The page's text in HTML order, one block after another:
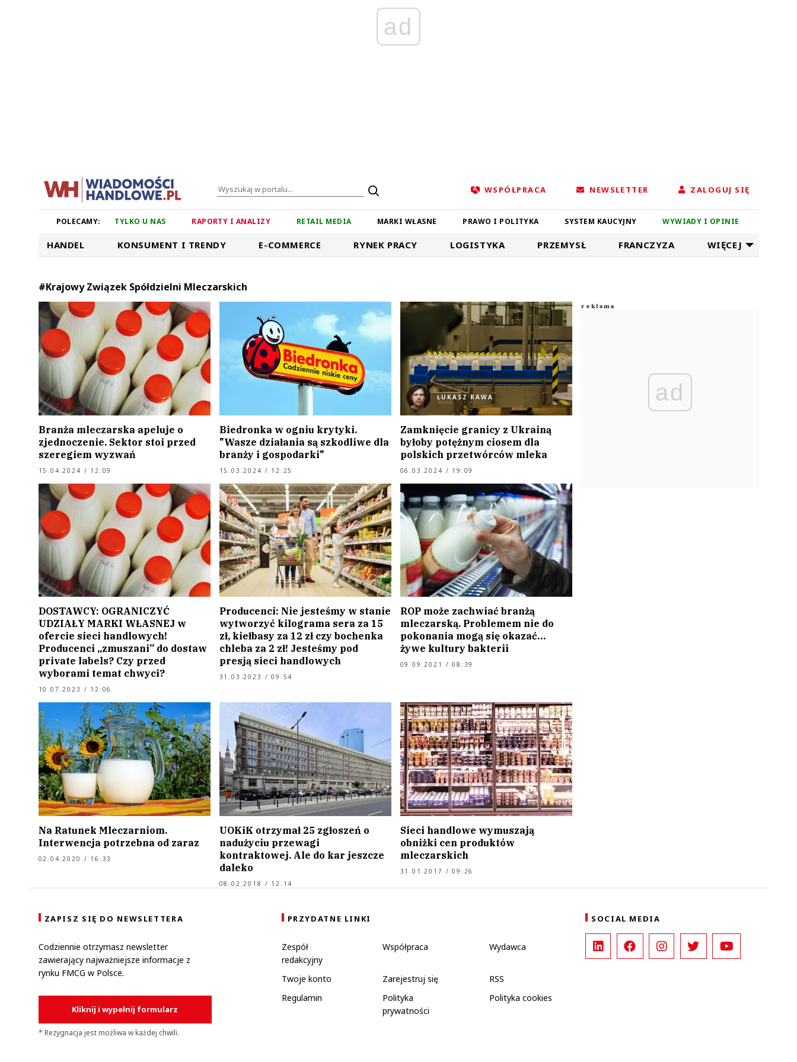
ad
WSPÓŁPRACA NEWSLETTER ZALOGUJ SIĘ
POLECAMY: TYLKO U NAS RAPORTY I ANALIZY RETAIL MEDIA MARKI WŁASNE PRAWO I POLITYKA SYSTEM KAUCYJNY WYWIADY I OPINIE
HANDEL KONSUMENT I TRENDY E-COMMERCE RYNEK PRACY LOGISTYKA PRZEMYSŁ FRANCZYZA WIĘCEJ
#Krajowy Związek Spółdzielni Mleczarskich
Branża mleczarska apeluje o
zjednoczenie. Sektor stoi przed
szeregiem wyzwań
15.04.2024 / 12:09
Biedronka w ogniu krytyki.
"Wasze działania są szkodliwe dla
branży i gospodarki"
15.03.2024 / 12:25
ŁUKASZ RAWA
Zamknięcie granicy z Ukrainą
byłoby potężnym ciosem dla
polskich przetwórców mleka
06.03.2024 / 19:09
DOSTAWCY: OGRANICZYĆ
UDZIAŁY MARKI WŁASNEJ w
ofercie sieci handlowych!
Producenci „zmuszani” do dostaw
private labels? Czy przed
wyborami temat chwyci?
10.07.2023 / 12:06
Producenci: Nie jesteśmy w stanie
wytworzyć kilograma sera za 15
zł, kiełbasy za 12 zł czy bochenka
chleba za 2 zł! Jesteśmy pod
presją sieci handlowych
31.03.2023 / 09:54
ROP może zachwiać branżą
mleczarską. Problemem nie do
pokonania mogą się okazać…
żywe kultury bakterii
09.09.2021 / 08:39
Na Ratunek Mleczarniom.
Interwencja potrzebna od zaraz
02.04.2020 / 16:33
UOKiK otrzymał 25 zgłoszeń o
nadużyciu przewagi
kontraktowej. Ale do kar jeszcze
daleko
08.02.2018 / 12:14
Sieci handlowe wymuszają
obniżki cen produktów
mleczarskich
31.01.2017 / 09:26
ad
ZAPISZ SIĘ DO NEWSLETTERA
Codziennie otrzymasz newsletter
zawierający najważniejsze informacje z
rynku FMCG w Polsce.
Kliknij i wypełnij formularz
* Rezygnacja jest możliwa w każdej chwili.
PRZYDATNE LINKI
Zespół
redakcyjny
Współpraca Wydawca
Twoje konto Zarejestruj się
RSS
Regulamin
Polityka
prywatności
Polityka cookies
SOCIAL MEDIA